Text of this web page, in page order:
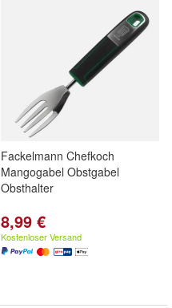
Fackelmann Chefkoch
Mangogabel Obstgabel
Obsthalter
8,99 €
Kostenloser Versand